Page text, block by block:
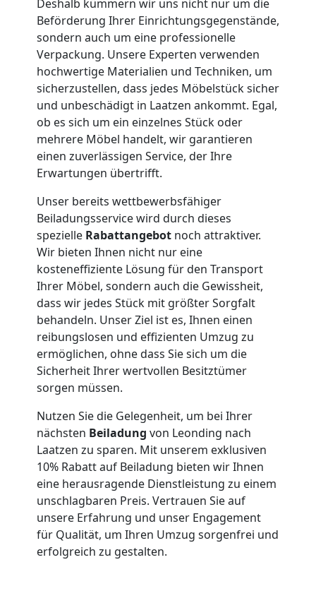
Deshalb kümmern wir uns nicht nur um die
Beförderung Ihrer Einrichtungsgegenstände,
sondern auch um eine professionelle
Verpackung. Unsere Experten verwenden
hochwertige Materialien und Techniken, um
sicherzustellen, dass jedes Möbelstück sicher
und unbeschädigt in Laatzen ankommt. Egal,
ob es sich um ein einzelnes Stück oder
mehrere Möbel handelt, wir garantieren
einen zuverlässigen Service, der Ihre
Erwartungen übertrifft.
Unser bereits wettbewerbsfähiger
Beiladungsservice wird durch dieses
spezielle Rabattangebot noch attraktiver.
Wir bieten Ihnen nicht nur eine
kosteneffiziente Lösung für den Transport
Ihrer Möbel, sondern auch die Gewissheit,
dass wir jedes Stück mit größter Sorgfalt
behandeln. Unser Ziel ist es, Ihnen einen
reibungslosen und effizienten Umzug zu
ermöglichen, ohne dass Sie sich um die
Sicherheit Ihrer wertvollen Besitztümer
sorgen müssen.
Nutzen Sie die Gelegenheit, um bei Ihrer
nächsten Beiladung von Leonding nach
Laatzen zu sparen. Mit unserem exklusiven
10% Rabatt auf Beiladung bieten wir Ihnen
eine herausragende Dienstleistung zu einem
unschlagbaren Preis. Vertrauen Sie auf
unsere Erfahrung und unser Engagement
für Qualität, um Ihren Umzug sorgenfrei und
erfolgreich zu gestalten.
Leonding
Umzug
und
Lagerung
Leonding
Full-
Service-
Umzug
Leonding
Qualitäts-
Umzüge
Leonding
Vereinsumzug
Leonding